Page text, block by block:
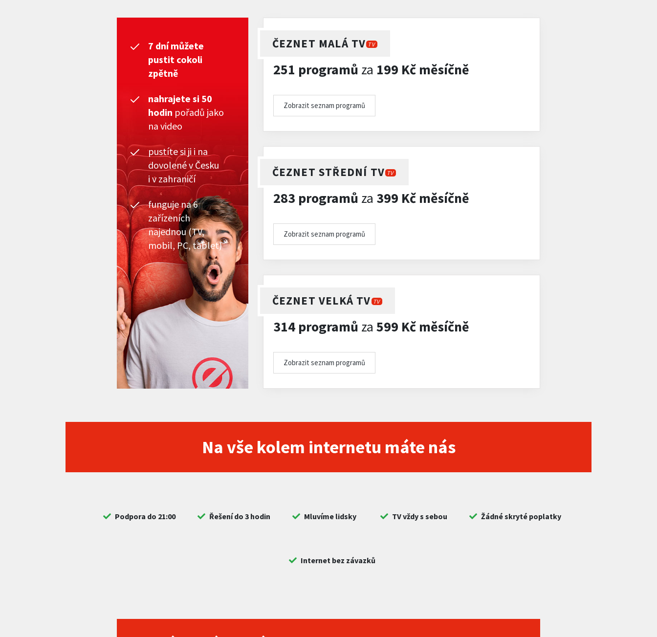
7 dní můžete
pustit cokoli
zpětně
nahrajete si 50
hodin pořadů jako
na video
pustíte si ji i na
dovolené v Česku
i v zahraničí
funguje na 6
zařízeních
najednou (TV,
mobil, PC, tablet)
ČEZNET MALÁ TV TV
251 programů za 199 Kč měsíčně
Zobrazit seznam programů
ČEZNET STŘEDNÍ TV TV
283 programů za 399 Kč měsíčně
Zobrazit seznam programů
ČEZNET VELKÁ TV TV
314 programů za 599 Kč měsíčně
Zobrazit seznam programů
Na vše kolem internetu máte nás
Podpora do 21:00 Řešení do 3 hodin Mluvíme lidsky TV vždy s sebou Žádné skryté poplatky
Internet bez závazků